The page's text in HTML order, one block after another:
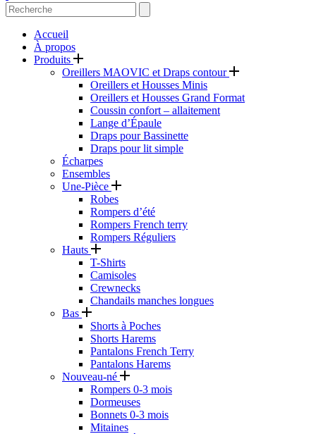
Accueil
À propos
Produits
Oreillers MAOVIC et Draps contour
Oreillers et Housses Minis
Oreillers et Housses Grand Format
Coussin confort – allaitement
Lange d’Épaule
Draps pour Bassinette
Draps pour lit simple
Écharpes
Ensembles
Une-Pièce
Robes
Rompers d’été
Rompers French terry
Rompers Réguliers
Hauts
T-Shirts
Camisoles
Crewnecks
Chandails manches longues
Bas
Shorts à Poches
Shorts Harems
Pantalons French Terry
Pantalons Harems
Nouveau-né
Rompers 0-3 mois
Dormeuses
Bonnets 0-3 mois
Mitaines